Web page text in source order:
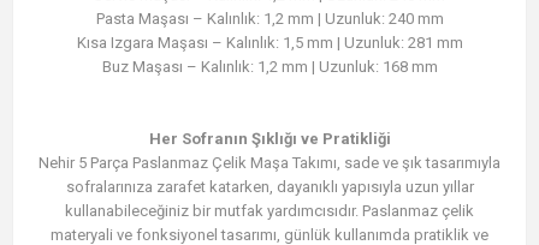
Pasta Maşası – Kalınlık: 1,2 mm | Uzunluk: 240 mm
Kısa Izgara Maşası – Kalınlık: 1,5 mm | Uzunluk: 281 mm
Buz Maşası – Kalınlık: 1,2 mm | Uzunluk: 168 mm
Her Sofranın Şıklığı ve Pratikliği
Nehir 5 Parça Paslanmaz Çelik Maşa Takımı, sade ve şık tasarımıyla
sofralarınıza zarafet katarken, dayanıklı yapısıyla uzun yıllar
kullanabileceğiniz bir mutfak yardımcısıdır. Paslanmaz çelik
materyali ve fonksiyonel tasarımı, günlük kullanımda pratiklik ve